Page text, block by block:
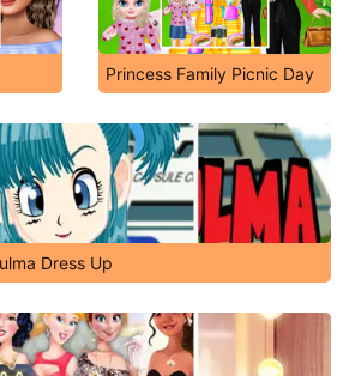
Princess Family Picnic Day
Dress Up